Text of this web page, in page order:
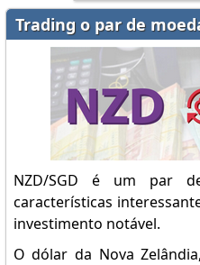
Trading o par de
NZD/SGD é um par
características
investimento notável.
O dólar da Nova